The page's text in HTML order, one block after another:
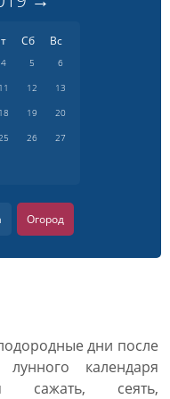
Сб Вс
4 5
6
11 12
13
18 19
20
26
27
Огород
дни после
календаря
сажать, сеять,